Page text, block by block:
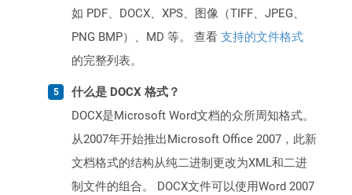
如 PDF、DOCX、XPS、图像（TIFF、JPEG、
PNG BMP）、MD 等。 查看 支持的文件格式
的完整列表。
什么是 DOCX 格式？
DOCX是Microsoft Word文档的众所周知格式。
从2007年开始推出Microsoft Office 2007，此新
文档格式的结构从纯二进制更改为XML和二进
制文件的组合。 DOCX文件可以使用Word 2007